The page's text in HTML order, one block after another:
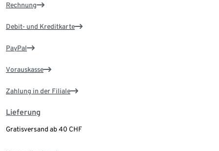
Rechnung
Debit- und Kreditkarte
PayPal
Vorauskasse
Zahlung in der Filiale
Lieferung
Gratisversand ab 40 CHF